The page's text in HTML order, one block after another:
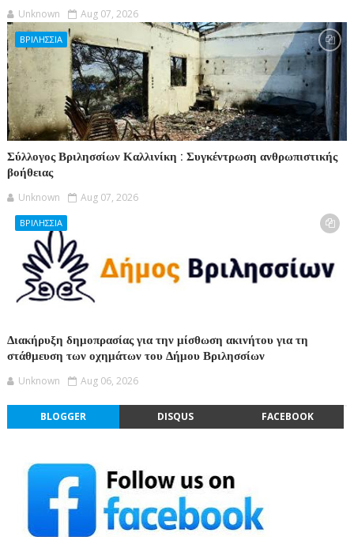
Unknown Aug 07, 2026
ΒΡΙΛΗΣΣΙΑ
Σύλλογος Βριλησσίων Καλλινίκη : Συγκέντρωση ανθρωπιστικής
βοήθειας
Unknown Aug 07, 2026
ΒΡΙΛΗΣΣΙΑ
Διακήρυξη δημοπρασίας για την μίσθωση ακινήτου για τη
στάθμευση των οχημάτων του Δήμου Βριλησσίων
Unknown Aug 06, 2026
BLOGGER DISQUS FACEBOOK